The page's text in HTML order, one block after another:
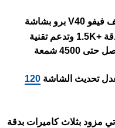
يأتي هاتف فيفو V40 برو بشاشة
، الشاشة بدقة +1.5K وتدعم تقنية
تحديث الشاشة 120
مزود بثلاث كاميرات بدقة